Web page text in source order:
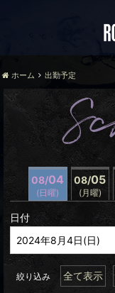
ホーム 出勤予定
08/04
(日曜)
08/05
(月曜)
日付
絞り込み 全て表示